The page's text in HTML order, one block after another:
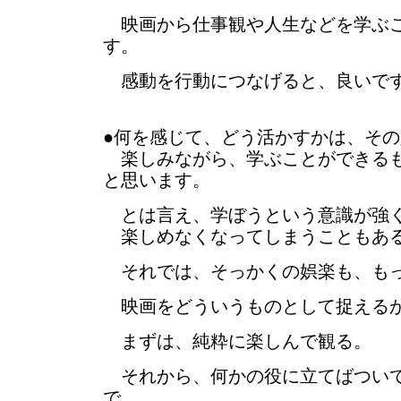
映画から仕事観や人生などを学ぶ
す。
感動を行動につなげると、良いで
●何を感じて、どう活かすかは、そ
楽しみながら、学ぶことができる
と思います。
とは言え、学ぼうという意識が強
楽しめなくなってしまうこともあ
それでは、そっかくの娯楽も、も
映画をどういうものとして捉える
まずは、純粋に楽しんで観る。
それから、何かの役に立てばつい